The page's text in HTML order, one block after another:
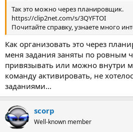
Так это можно через планировщик.
https://clip2net.com/s/3QYFTOI
Почитайте справку, узнаете много
Как организовать это через
меня задания заняты по ровным
привязывать или можно внутри
команду активировать, не
заданиями...
scorp
Well-known member